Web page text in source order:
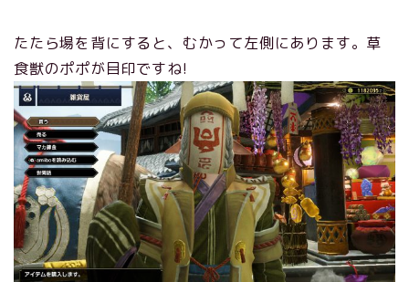
たたら場を背にすると、むかって左側にあります。草
食獣のポポが目印ですね!